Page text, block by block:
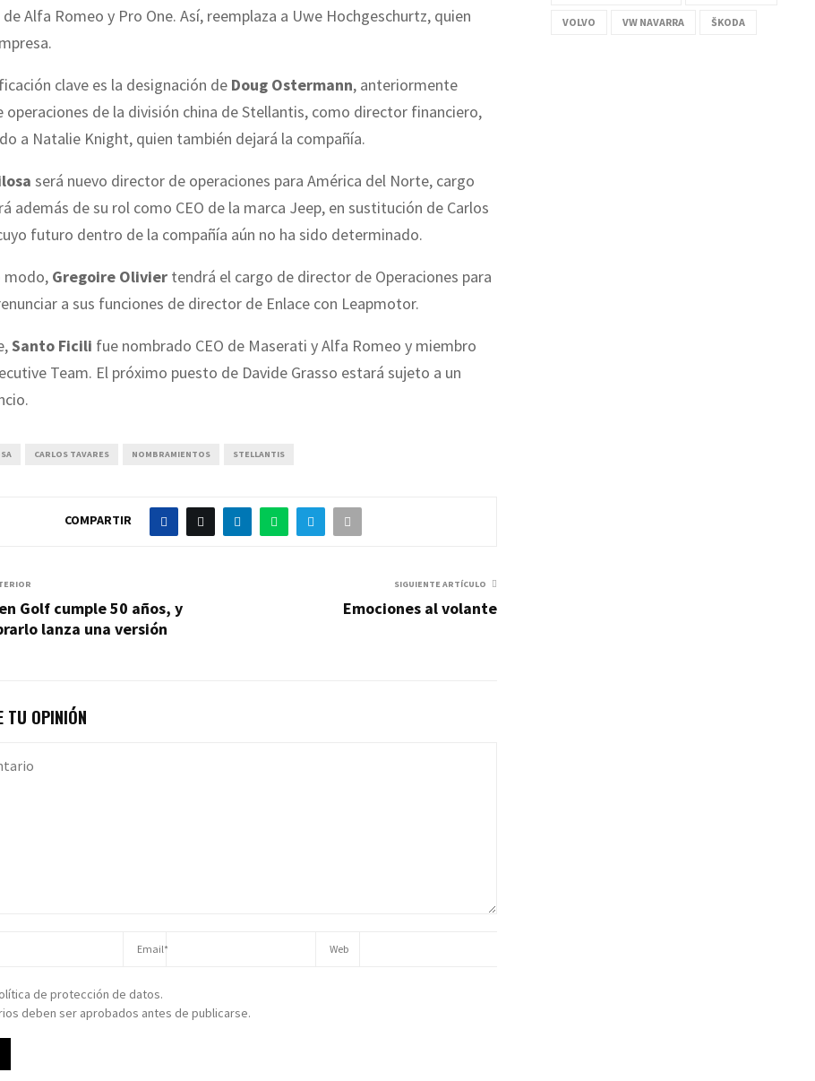
de Alfa Romeo y Pro One. Así, reemplaza a Uwe Hochgeschurtz, quien
clave es la designación de Doug Ostermann, anteriormente
operaciones de la división china de Stellantis, como director financiero,
a Natalie Knight, quien también dejará la compañía.
será nuevo director de operaciones para América del Norte, cargo
además de su rol como CEO de la marca Jeep, en sustitución de Carlos
futuro dentro de la compañía aún no ha sido determinado.
modo, Gregoire Olivier tendrá el cargo de director de Operaciones para
a sus funciones de director de Enlace con Leapmotor.
Santo Ficili fue nombrado CEO de Maserati y Alfa Romeo y miembro
Team. El próximo puesto de Davide Grasso estará sujeto a un
CARLOS TAVARES NOMBRAMIENTOS STELLANTIS
COMPARTIR
Golf cumple 50 años, y
lanza una versión
SIGUIENTE ARTÍCULO
Emociones al volante
TU OPINIÓN
de protección de datos.
deben ser aprobados antes de publicarse.
VOLVO VW NAVARRA ŠKODA